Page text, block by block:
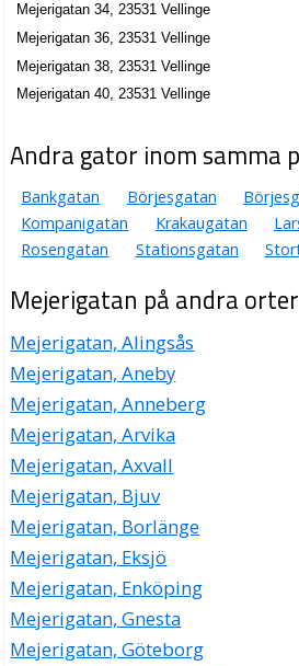
Mejerigatan 34, 23531 Vellinge
Mejerigatan 36, 23531 Vellinge
Mejerigatan 38, 23531 Vellinge
Mejerigatan 40, 23531 Vellinge
Andra gator inom samma
Bankgatan Börjesgatan
Kompanigatan
Krakaugatan
Rosengatan
Stationsgatan
Mejerigatan på andra orter
Mejerigatan, Alingsås
Mejerigatan, Aneby
Mejerigatan, Anneberg
Mejerigatan, Arvika
Mejerigatan, Axvall
Mejerigatan, Bjuv
Mejerigatan, Borlänge
Mejerigatan, Eksjö
Mejerigatan, Enköping
Mejerigatan, Gnesta
Mejerigatan, Göteborg